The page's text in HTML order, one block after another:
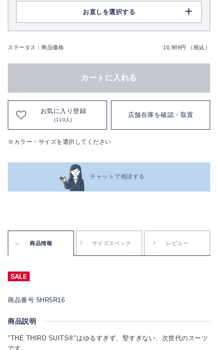
お直しを選択する
ステータス：商品価格 10,989円 （税込）
カートに入れる
お気に入り登録
(110人)
店舗在庫を確認・取置
※カラー・サイズを選択してください
チャットで相談する
商品情報 サイズスペック レビュー
商品番号 5HR5R16
商品説明
"THE THIRD SUITS®"はゆるすぎず、堅すぎない、次世代のスーツ
です。